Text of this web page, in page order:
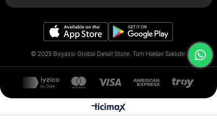
© 2025 Boyassi Global Detail Store. Tüm Hakları Saklıdır.